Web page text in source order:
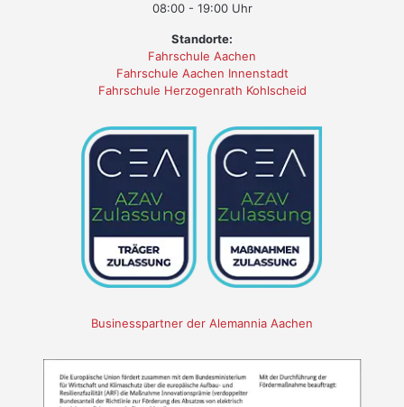
08:00 - 19:00 Uhr
Standorte:
Fahrschule Aachen
Fahrschule Aachen Innenstadt
Fahrschule Herzogenrath Kohlscheid
Businesspartner der Alemannia Aachen